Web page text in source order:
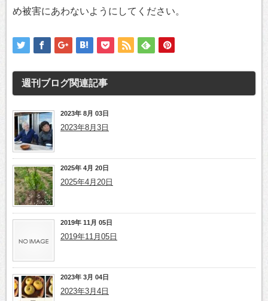
め被害にあわないようにしてください。
週刊ブログ関連記事
2023年 8月 03日
2023年8月3日
2025年 4月 20日
2025年4月20日
2019年 11月 05日
2019年11月05日
2023年 3月 04日
2023年3月4日